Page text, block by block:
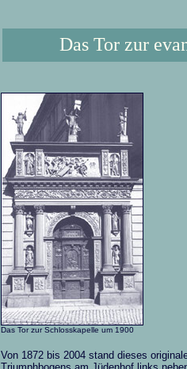
Das Tor zur
Das Tor zur Schlosskapelle um 1900
Von 1872 bis 2004 stand dieses